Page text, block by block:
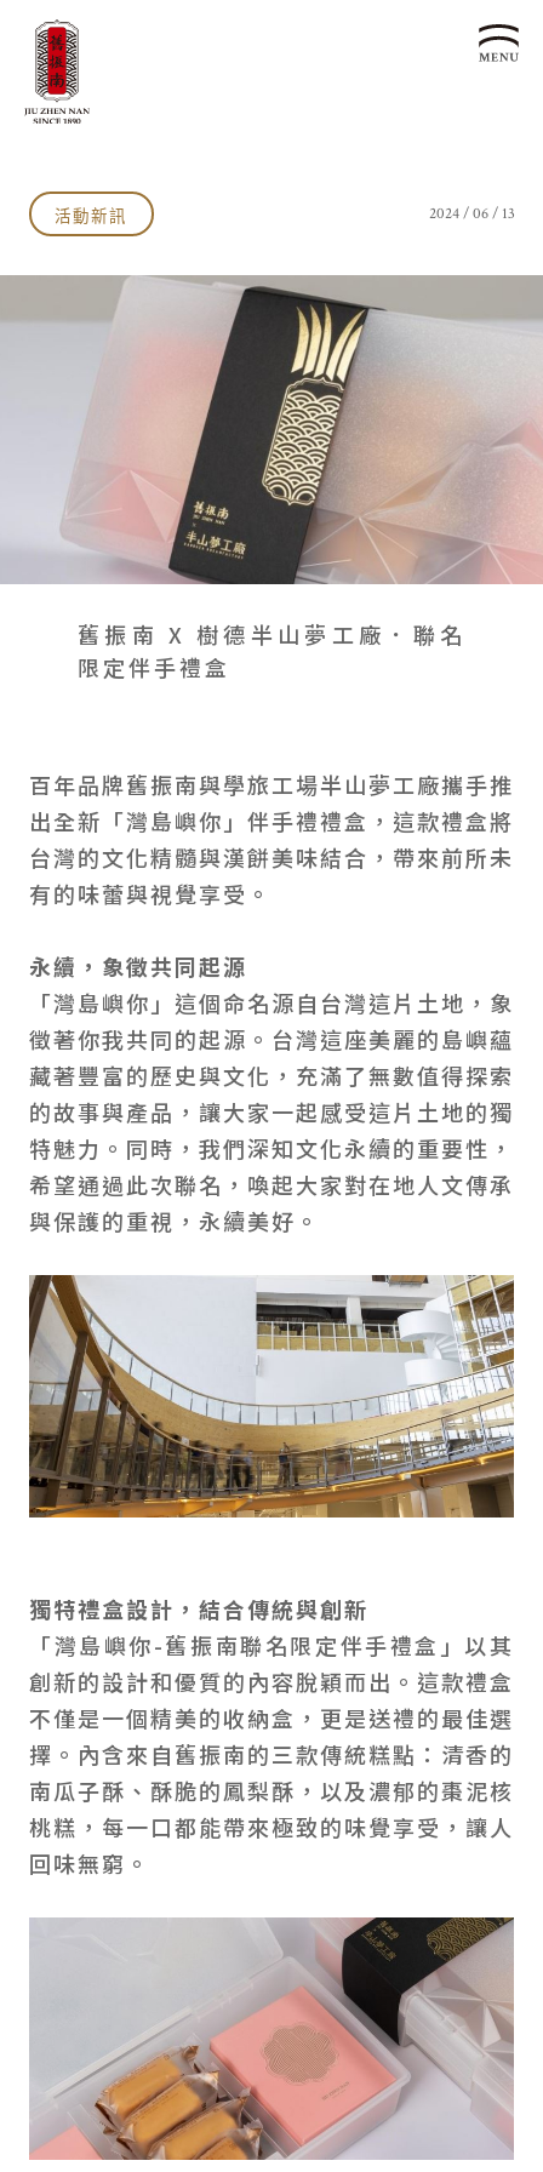
歷史沿革
文化生活誌
24節氣文化
漢餅文化
漢餅文化館
文化體驗
產品服務
產品介紹
企業客製贈禮區
預約品鑑
喜餅預約
企業永續
企業永續發展 ESG
永續新聞集
利害關係人
最新消息
聯絡我們
全台據點
客服中心
會員禮遇
線上購物 會員禮遇 企業客製
活動新訊 2024 / 06 / 13
舊振南 X 樹德半山夢工廠．聯名
限定伴手禮盒
百年品牌舊振南與學旅工場半山夢工廠攜手推
出全新「灣島嶼你」伴手禮禮盒，這款禮盒將
台灣的文化精髓與漢餅美味結合，帶來前所未
有的味蕾與視覺享受。
永續，象徵共同起源
「灣島嶼你」這個命名源自台灣這片土地，象
徵著你我共同的起源。台灣這座美麗的島嶼蘊
藏著豐富的歷史與文化，充滿了無數值得探索
的故事與產品，讓大家一起感受這片土地的獨
特魅力。同時，我們深知文化永續的重要性，
希望通過此次聯名，喚起大家對在地人文傳承
與保護的重視，永續美好。
獨特禮盒設計，結合傳統與創新
「灣島嶼你-舊振南聯名限定伴手禮盒」以其
創新的設計和優質的內容脫穎而出。這款禮盒
不僅是一個精美的收納盒，更是送禮的最佳選
擇。內含來自舊振南的三款傳統糕點：清香的
南瓜子酥、酥脆的鳳梨酥，以及濃郁的棗泥核
桃糕，每一口都能帶來極致的味覺享受，讓人
回味無窮。